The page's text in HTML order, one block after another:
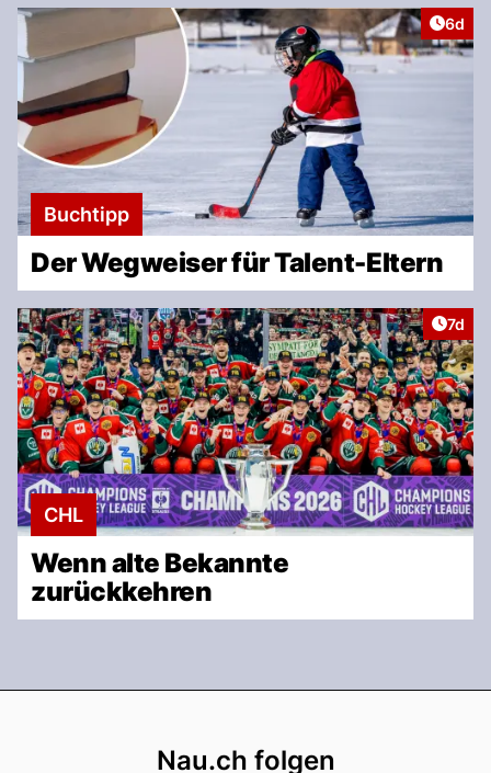
6d
Buchtipp
Der Wegweiser für Talent-Eltern
7d
CHL
Wenn alte Bekannte
zurückkehren
Nau.ch folgen